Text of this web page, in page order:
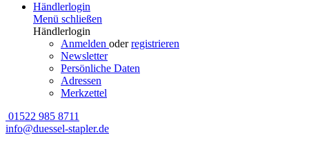
Händlerlogin
Menü schließen
Händlerlogin
Anmelden oderregistrieren
Newsletter
Persönliche Daten
Adressen
Merkzettel
01522 985 8711
info@duessel-stapler.de